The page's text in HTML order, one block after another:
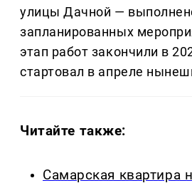
улицы Дачной —
запланированных
этап работ закончили в
стартовал в апреле
Читайте также:
Самарская квартира